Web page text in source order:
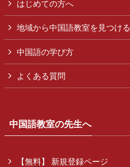
はじめての方へ
地域から中国語教室を見つける
中国語の学び方
よくある質問
中国語教室の先生へ
【無料】 新規登録ページ